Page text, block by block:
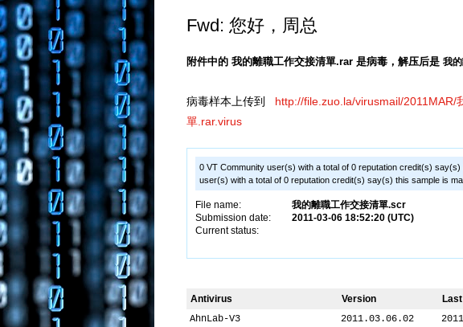
Fwd: 您好，周总
附件中的 我的離職工作交接清單.rar 是病毒，解压后是 我
病毒样本上传到 http://file.zuo.la/virusmail/2011MAR/
單.rar.virus
0 VT Community user(s) with a total of 0 reputation credit(s)
user(s) with a total of 0 reputation credit(s) say(s) this sample is
File name:
我的離職工作交接清單.scr
Submission date:
2011-03-06 18:52:20 (UTC)
Current status:
Antivirus Version
AhnLab-V3
2011.03.06.02